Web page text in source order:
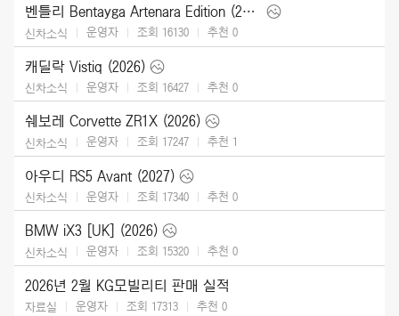
벤틀리 Bentayga Artenara Edition (2027)
신차소식 운영자 조회 16130 추천 0
캐딜락 Vistiq (2026)
신차소식 운영자 조회 16427 추천 0
쉐보레 Corvette ZR1X (2026)
신차소식 운영자 조회 17247 추천 1
아우디 RS5 Avant (2027)
신차소식 운영자 조회 17340 추천 0
BMW iX3 [UK] (2026)
신차소식 운영자 조회 15320 추천 0
2026년 2월 KG모빌리티 판매 실적
자료실 운영자 조회 17313 추천 0